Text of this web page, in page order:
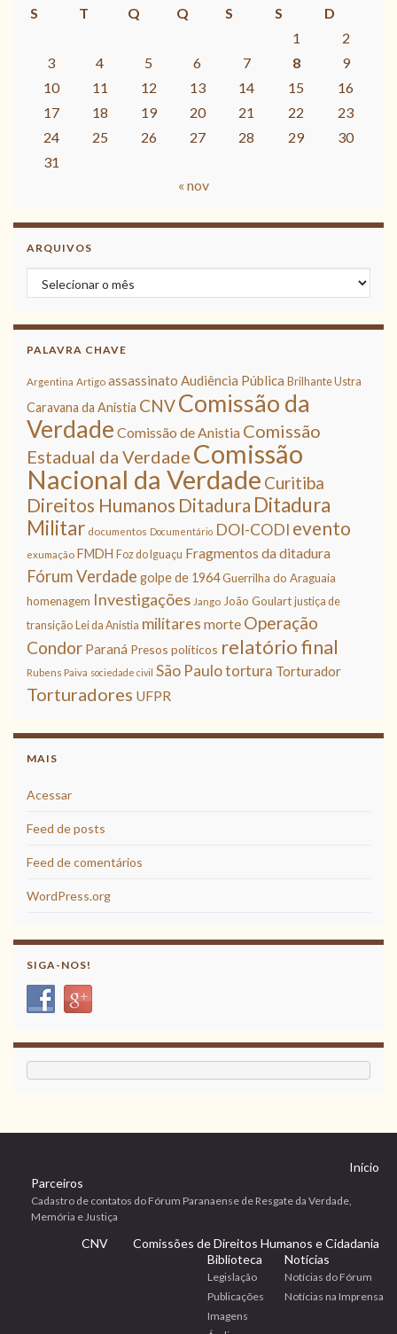
S
T Q Q S S
D
1
2
3
4 5 6 7 8
9
10
11 12 13 14 15
16
17
18 19 20 21 22
23
24
25 26 27 28 29
30
31
« nov
ARQUIVOS
Arquivos
PALAVRA CHAVE
Argentina Artigo assassinato Audiência Pública Brilhante Ustra
Caravana da Anistia CNVComissão da
Verdade Comissão de Anistia Comissão
Estadual da Verdade Comissão
Nacional da Verdade Curitiba
Direitos Humanos Ditadura Ditadura
Militar documentos Documentário DOI-CODI evento
exumação FMDH Foz do Iguaçu Fragmentos da ditadura
Fórum Verdade golpe de 1964Guerrilha do Araguaia
homenagem Investigações Jango João Goulart justiça de
transição Lei da Anistia militares morte Operação
Condor Paraná Presos políticos relatório final
Rubens Paiva sociedade civil São Paulotortura Torturador
Torturadores UFPR
MAIS
Acessar
Feed de posts
Feed de comentários
WordPress.org
SIGA-NOS!
Início
Parceiros
Cadastro de contatos do Fórum Paranaense de Resgate da Verdade,
Memória e Justiça
CNV
Comissões de Direitos Humanos e Cidadania
Biblioteca
Legislação
Publicações
Imagens
Notícias
Notícias do Fórum
Notícias na Imprensa